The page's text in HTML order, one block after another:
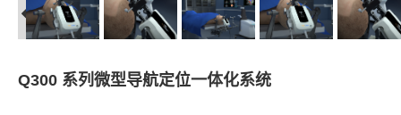
Q300 系列微型导航定位一体化系统